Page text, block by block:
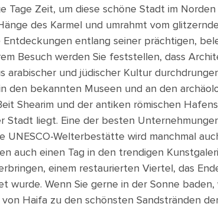
Zeit, um diese schöne Stadt im Norden
des Karmel und umrahmt vom
entlang seiner prächtigen,
Besuch werden Sie feststellen, dass
und jüdischer Kultur
den bekannten Museen und an den
Shearim und der antiken römischen
Stadt liegt. Eine der besten
UNESCO-Welterbestätte wird manchmal
auch einen Tag in den trendigen
einem restaurierten Viertel, das
wurde. Wenn Sie gerne in der Sonne baden,
Haifa zu den schönsten Sandstränden